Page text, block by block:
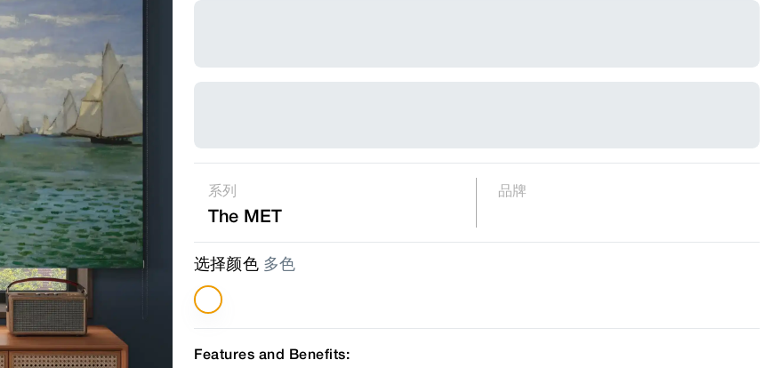
系列
The MET
品牌
选择颜色 多色
Features and Benefits: